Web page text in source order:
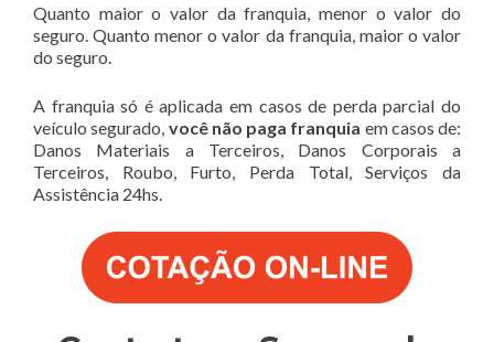
Quanto maior o valor da franquia, menor o valor do
seguro. Quanto menor o valor da franquia, maior o valor
do seguro.
A franquia só é aplicada em casos de perda parcial do
veículo segurado, você não paga franquia em casos de:
Danos Materiais a Terceiros, Danos Corporais a
Terceiros, Roubo, Furto, Perda Total, Serviços da
Assistência 24hs.